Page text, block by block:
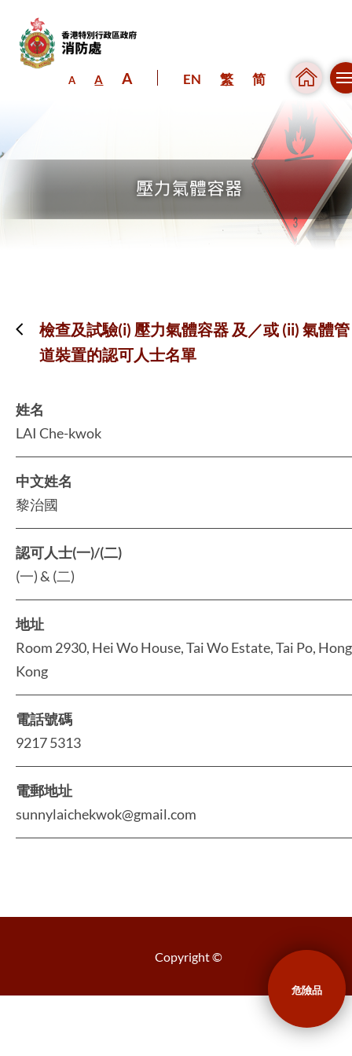
A A A EN 繁 简
檢查及試驗(i) 壓力氣體容器 及／或 (ii) 氣體管
道裝置的認可人士名單
姓名
LAI Che-kwok
中文姓名
黎治國
認可人士(一)/(二)
(一) & (二)
地址
Room 2930, Hei Wo House, Tai Wo Estate, Tai Po, Hong
Kong
電話號碼
9217 5313
電郵地址
sunnylaichekwok@gmail.com
Copyright ©
危險品